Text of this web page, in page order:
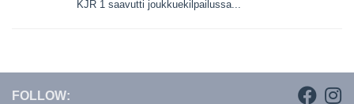
KJR 1 saavutti joukkuekilpailussa...
FOLLOW: